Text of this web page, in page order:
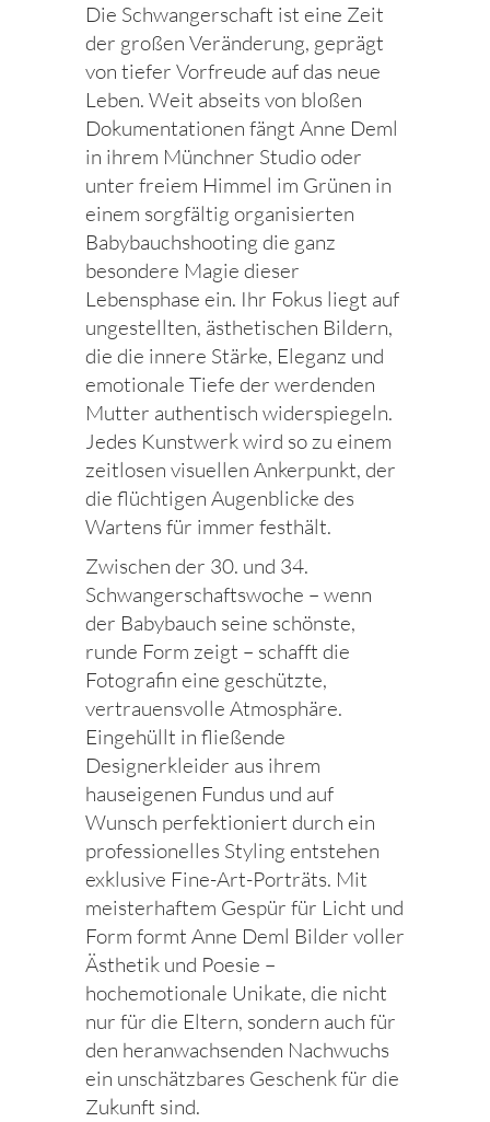
Die Schwangerschaft ist eine Zeit
der großen Veränderung, geprägt
von tiefer Vorfreude auf das neue
Leben. Weit abseits von bloßen
Dokumentationen fängt Anne Deml
in ihrem Münchner Studio oder
unter freiem Himmel im Grünen in
einem sorgfältig organisierten
Babybauchshooting die ganz
besondere Magie dieser
Lebensphase ein. Ihr Fokus liegt auf
ungestellten, ästhetischen Bildern,
die die innere Stärke, Eleganz und
emotionale Tiefe der werdenden
Mutter authentisch widerspiegeln.
Jedes Kunstwerk wird so zu einem
zeitlosen visuellen Ankerpunkt, der
die flüchtigen Augenblicke des
Wartens für immer festhält.
Zwischen der 30. und 34.
Schwangerschaftswoche – wenn
der Babybauch seine schönste,
runde Form zeigt – schafft die
Fotografin eine geschützte,
vertrauensvolle Atmosphäre.
Eingehüllt in fließende
Designerkleider aus ihrem
hauseigenen Fundus und auf
Wunsch perfektioniert durch ein
professionelles Styling entstehen
exklusive Fine-Art-Porträts. Mit
meisterhaftem Gespür für Licht und
Form formt Anne Deml Bilder voller
Ästhetik und Poesie –
hochemotionale Unikate, die nicht
nur für die Eltern, sondern auch für
den heranwachsenden Nachwuchs
ein unschätzbares Geschenk für die
Zukunft sind.